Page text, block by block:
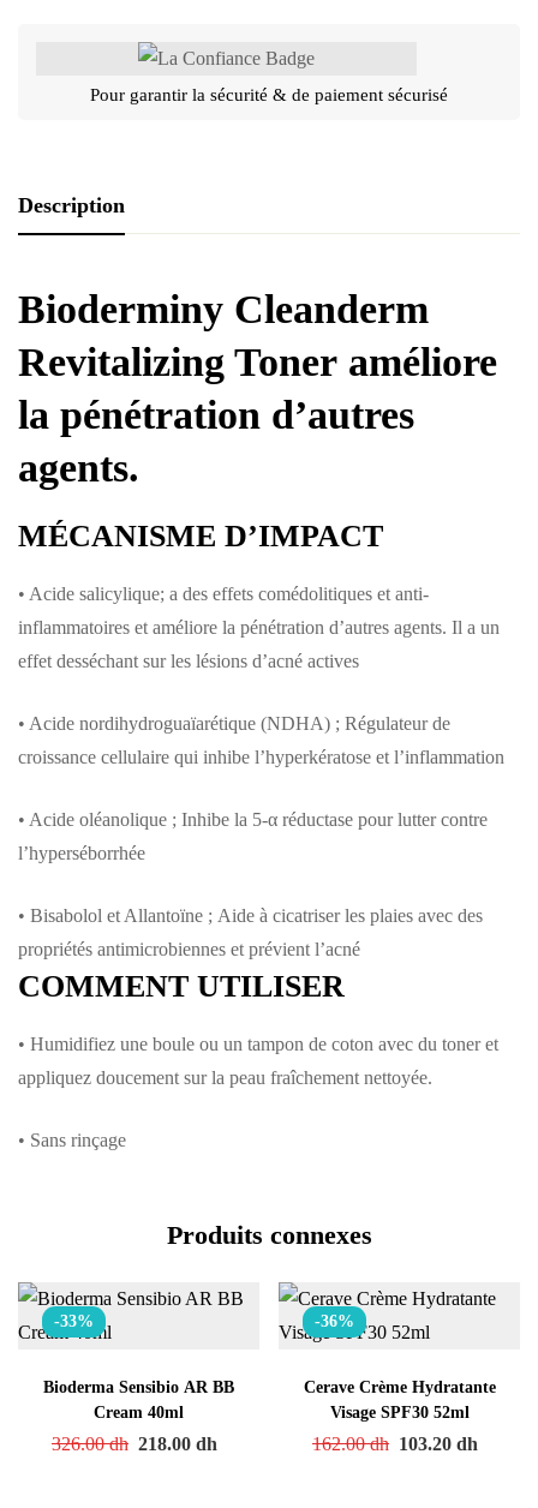
Pour garantir la sécurité & de paiement sécurisé
Description
Bioderminy Cleanderm
Revitalizing Toner améliore
la pénétration d’autres
agents.
MÉCANISME D’IMPACT
• Acide salicylique; a des effets comédolitiques et anti-
inflammatoires et améliore la pénétration d’autres agents. Il a un
effet desséchant sur les lésions d’acné actives
• Acide nordihydroguaïarétique (NDHA) ; Régulateur de
croissance cellulaire qui inhibe l’hyperkératose et l’inflammation
• Acide oléanolique ; Inhibe la 5-α réductase pour lutter contre
l’hyperséborrhée
• Bisabolol et Allantoïne ; Aide à cicatriser les plaies avec des
propriétés antimicrobiennes et prévient l’acné
COMMENT UTILISER
• Humidifiez une boule ou un tampon de coton avec du toner et
appliquez doucement sur la peau fraîchement nettoyée.
• Sans rinçage
Produits connexes
-33%
Bioderma Sensibio AR BB
Cream 40ml
326.00dh 218.00 dh
-36%
Cerave Crème Hydratante
Visage SPF30 52ml
162.00dh 103.20 dh